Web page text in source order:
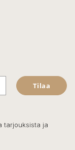
Tilaa
tarjouksista ja